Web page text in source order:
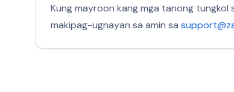
Kung mayroon kang mga tanong tungkol
makipag-ugnayan sa amin sa